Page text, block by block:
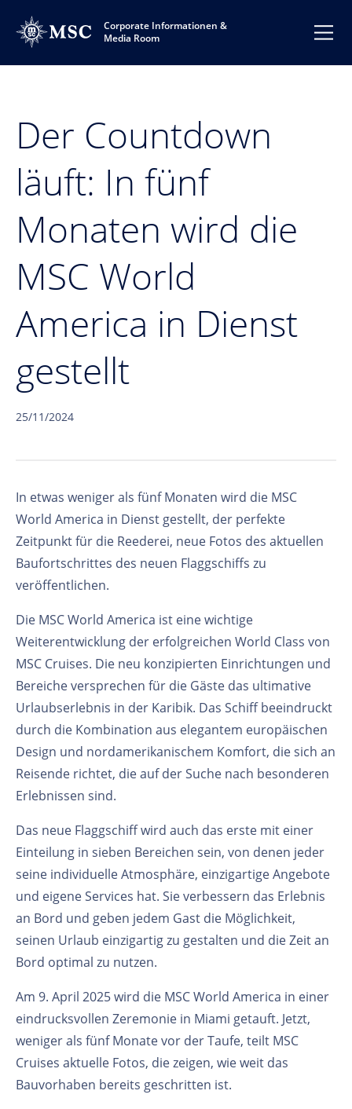
Corporate Informationen &
Media Room
Der Countdown
läuft: In fünf
Monaten wird die
MSC World
America in Dienst
gestellt
25/11/2024
In etwas weniger als fünf Monaten wird die MSC
World America in Dienst gestellt, der perfekte
Zeitpunkt für die Reederei, neue Fotos des aktuellen
Baufortschrittes des neuen Flaggschiffs zu
veröffentlichen.
Die MSC World America ist eine wichtige
Weiterentwicklung der erfolgreichen World Class von
MSC Cruises. Die neu konzipierten Einrichtungen und
Bereiche versprechen für die Gäste das ultimative
Urlaubserlebnis in der Karibik. Das Schiff beeindruckt
durch die Kombination aus elegantem europäischen
Design und nordamerikanischem Komfort, die sich an
Reisende richtet, die auf der Suche nach besonderen
Erlebnissen sind.
Das neue Flaggschiff wird auch das erste mit einer
Einteilung in sieben Bereichen sein, von denen jeder
seine individuelle Atmosphäre, einzigartige Angebote
und eigene Services hat. Sie verbessern das Erlebnis
an Bord und geben jedem Gast die Möglichkeit,
seinen Urlaub einzigartig zu gestalten und die Zeit an
Bord optimal zu nutzen.
Am 9. April 2025 wird die MSC World America in einer
eindrucksvollen Zeremonie in Miami getauft. Jetzt,
weniger als fünf Monate vor der Taufe, teilt MSC
Cruises aktuelle Fotos, die zeigen, wie weit das
Bauvorhaben bereits geschritten ist.